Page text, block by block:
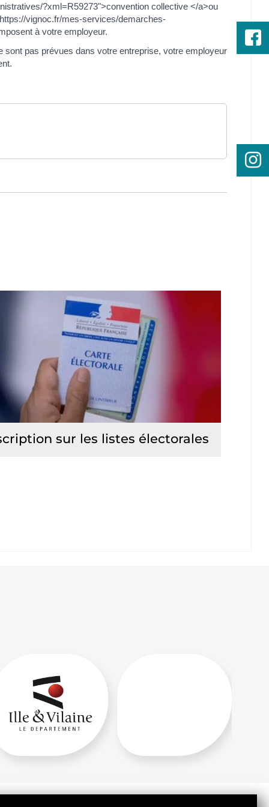
?xml=R59273">convention collective </a>ou
vignoc.fr/mes-services/demarches-
à votre employeur.
pas prévues dans votre entreprise, votre employeur
sur les listes électorales